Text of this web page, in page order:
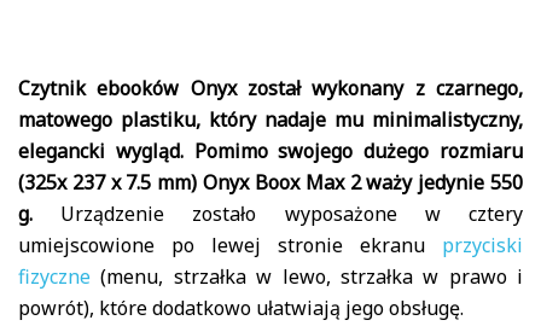
Czytnik ebooków Onyx został wykonany z czarnego,
matowego plastiku, który nadaje mu minimalistyczny,
elegancki wygląd. Pomimo swojego dużego rozmiaru
(325x 237 x 7.5 mm) Onyx Boox Max 2 waży jedynie 550
g. Urządzenie zostało wyposażone w cztery
umiejscowione po lewej stronie ekranu przyciski
fizyczne (menu, strzałka w lewo, strzałka w prawo i
powrót), które dodatkowo ułatwiają jego obsługę.